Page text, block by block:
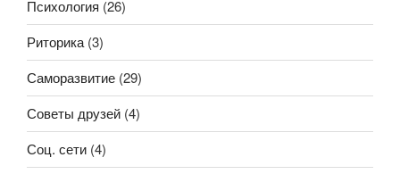
Психология (26)
Риторика (3)
Саморазвитие (29)
Советы друзей (4)
Соц. сети (4)